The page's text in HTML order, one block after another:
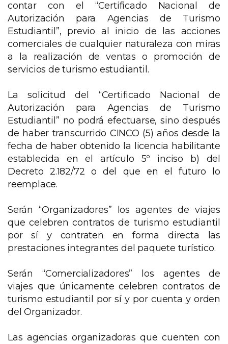
contar con el “Certificado Nacional de
Autorización para Agencias de Turismo
Estudiantil”, previo al inicio de las acciones
comerciales de cualquier naturaleza con miras
a la realización de ventas o promoción de
servicios de turismo estudiantil.
La solicitud del “Certificado Nacional de
Autorización para Agencias de Turismo
Estudiantil” no podrá efectuarse, sino después
de haber transcurrido CINCO (5) años desde la
fecha de haber obtenido la licencia habilitante
establecida en el artículo 5º inciso b) del
Decreto 2.182/72 o del que en el futuro lo
reemplace.
Serán “Organizadores” los agentes de viajes
que celebren contratos de turismo estudiantil
por sí y contraten en forma directa las
prestaciones integrantes del paquete turístico.
Serán “Comercializadores” los agentes de
viajes que únicamente celebren contratos de
turismo estudiantil por sí y por cuenta y orden
del Organizador.
Las agencias organizadoras que cuenten con